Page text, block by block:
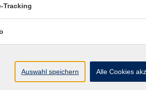
info@vhs-halstenbek.de
Tracking
Auswahl speichern Alle Cookies